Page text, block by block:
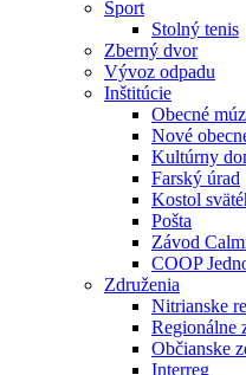
Sport
Stolný tenis
Zberný dvor
Vývoz odpadu
Inštitúcie
Obecné
Nové
Kultúrny
Farský úrad
Kostol
Pošta
Závod
COOP
Združenia
Nitrianske
Regionálne
Občianske
Interreg